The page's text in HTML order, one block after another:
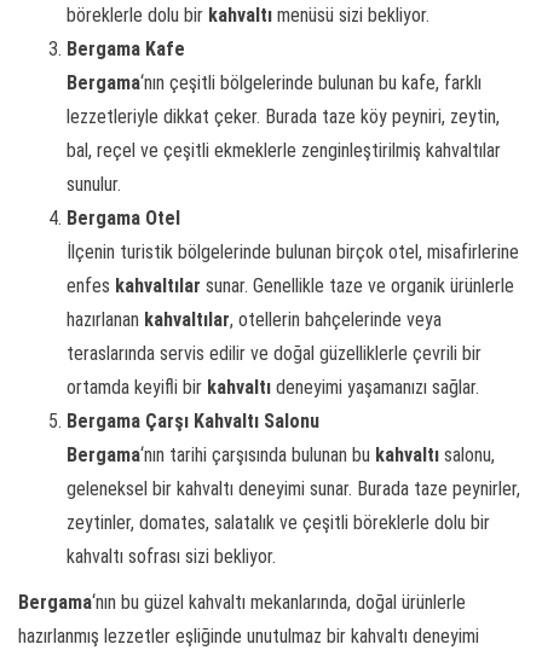
böreklerle dolu bir kahvaltı menüsü sizi bekliyor.
Bergama Kafe
Bergama‘nın çeşitli bölgelerinde bulunan bu kafe, farklı
lezzetleriyle dikkat çeker. Burada taze köy peyniri, zeytin,
bal, reçel ve çeşitli ekmeklerle zenginleştirilmiş kahvaltılar
sunulur.
Bergama Otel
İlçenin turistik bölgelerinde bulunan birçok otel, misafirlerine
enfes kahvaltılar sunar. Genellikle taze ve organik ürünlerle
hazırlanan kahvaltılar, otellerin bahçelerinde veya
teraslarında servis edilir ve doğal güzelliklerle çevrili bir
ortamda keyifli bir kahvaltı deneyimi yaşamanızı sağlar.
Bergama Çarşı Kahvaltı Salonu
Bergama‘nın tarihi çarşısında bulunan bu kahvaltı salonu,
geleneksel bir kahvaltı deneyimi sunar. Burada taze peynirler,
zeytinler, domates, salatalık ve çeşitli böreklerle dolu bir
kahvaltı sofrası sizi bekliyor.
Bergama‘nın bu güzel kahvaltı mekanlarında, doğal ürünlerle
hazırlanmış lezzetler eşliğinde unutulmaz bir kahvaltı deneyimi